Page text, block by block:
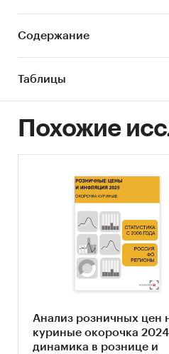
производство,
запасов
рейтинги основных
производителей,
уровень
привлекательность
СЕГМЕНТАЦИЯ РЫНКА
по видам:
охлажденное куриное
по каналам продаж:
Содержание
Таблицы
Похожие
Анализ розничных цен
куриные окорочка
динамика в рознице и